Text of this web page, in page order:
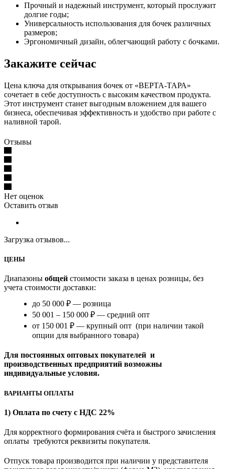
Прочный и надежный инструмент, который прослужит
долгие годы;
Универсальность использования для бочек различных
размеров;
Эргономичный дизайн, облегчающий работу с бочками.
Закажите сейчас
Цена ключа для открывания бочек от «ВЕРТА-ТАРА»
сочетает в себе доступность с высоким качеством продукта.
Этот инструмент станет выгодным вложением для вашего
бизнеса, обеспечивая эффективность и удобство при работе с
наливной тарой.
Отзывы
Нет оценок
Оставить отзыв
Загрузка отзывов...
ЦЕНЫ
Диапазоны общей стоимости заказа в ценах розницы, без
учета стоимости доставки:
до 50 000 ₽ — розница
50 001 – 150 000 ₽ — средний опт
от 150 001 ₽ — крупный опт (при наличии такой
опции для выбранного товара)
Для постоянных оптовых покупателей и
производственных предприятий возможны
индивидуальные условия.
ВАРИАНТЫ ОПЛАТЫ
1) Оплата по счету с НДС 22%
Для корректного формирования счёта и быстрого зачисления
оплаты требуются реквизиты покупателя.
Отпуск товара производится при наличии у представителя